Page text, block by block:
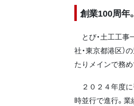
創業100周年
とび・土工工事
社・東京都港区）
たりメインで務め
２０２４年度に
時並行で進行。業